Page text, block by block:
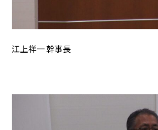
江上祥一 幹事長